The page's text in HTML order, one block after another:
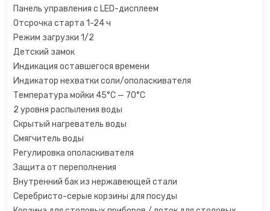
Панель управления с LED-дисплеем
Отсрочка старта 1-24 ч
Режим загрузки 1/2
Детский замок
Индикация оставшегося времени
Индикатор нехватки соли/ополаскивателя
Температура мойки 45°C — 70°C
2 уровня распыления воды
Скрытый нагреватель воды
Смягчитель воды
Регулировка ополаскивателя
Защита от переполнения
Внутренний бак из нержавеющей стали
Серебристо-серые корзины для посуды
Плитки
Пончик-мейкеры
Пуровер
Раклетницы
Рисоварки, пароварки
Сахарная вата
Слайсеры для нарезки